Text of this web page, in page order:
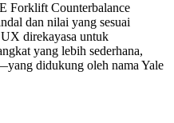
Forklift Counterbalance
dan nilai yang sesuai
direkayasa untuk
yang lebih sederhana,
didukung oleh nama Yale